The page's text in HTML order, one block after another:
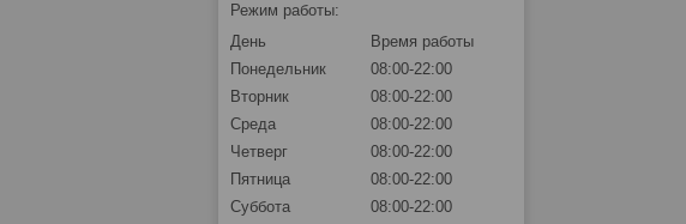
Режим работы:
День
Время работы
Понедельник
08:00-22:00
Вторник
08:00-22:00
Среда
08:00-22:00
Четверг
08:00-22:00
Пятница
08:00-22:00
Суббота
08:00-22:00